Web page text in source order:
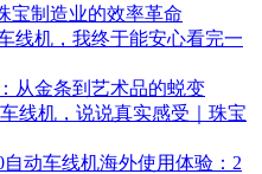
宝制造业的效率革命
线机，我终于能安心看完一
从金条到艺术品的蜕变
线机，说说真实感受｜珠宝
动车线机海外使用体验：2